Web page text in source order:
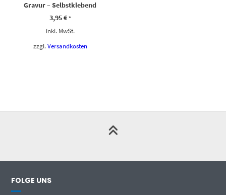
Gravur – Selbstklebend
3,95€ *
inkl. MwSt.
zzgl. Versandkosten
FOLGE UNS